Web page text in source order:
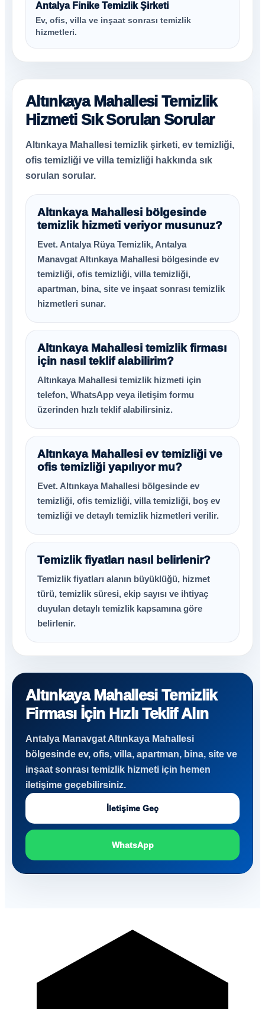
Antalya Finike Temizlik Şirketi
Ev, ofis, villa ve inşaat sonrası temizlik
hizmetleri.
Altınkaya Mahallesi Temizlik
Hizmeti Sık Sorulan Sorular
Altınkaya Mahallesi temizlik şirketi, ev temizliği,
ofis temizliği ve villa temizliği hakkında sık
sorulan sorular.
Altınkaya Mahallesi bölgesinde
temizlik hizmeti veriyor musunuz?
Evet. Antalya Rüya Temizlik, Antalya
Manavgat Altınkaya Mahallesi bölgesinde ev
temizliği, ofis temizliği, villa temizliği,
apartman, bina, site ve inşaat sonrası temizlik
hizmetleri sunar.
Altınkaya Mahallesi temizlik firması
için nasıl teklif alabilirim?
Altınkaya Mahallesi temizlik hizmeti için
telefon, WhatsApp veya iletişim formu
üzerinden hızlı teklif alabilirsiniz.
Altınkaya Mahallesi ev temizliği ve
ofis temizliği yapılıyor mu?
Evet. Altınkaya Mahallesi bölgesinde ev
temizliği, ofis temizliği, villa temizliği, boş ev
temizliği ve detaylı temizlik hizmetleri verilir.
Temizlik fiyatları nasıl belirlenir?
Temizlik fiyatları alanın büyüklüğü, hizmet
türü, temizlik süresi, ekip sayısı ve ihtiyaç
duyulan detaylı temizlik kapsamına göre
belirlenir.
Altınkaya Mahallesi Temizlik
Firması İçin Hızlı Teklif Alın
Antalya Manavgat Altınkaya Mahallesi
bölgesinde ev, ofis, villa, apartman, bina, site ve
inşaat sonrası temizlik hizmeti için hemen
iletişime geçebilirsiniz.
İletişime Geç
WhatsApp